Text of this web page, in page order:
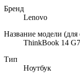
Бренд
Lenovo
Название модели (для
ThinkBook 14
Тип
Ноутбук